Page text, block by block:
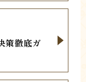
策徹底ガ